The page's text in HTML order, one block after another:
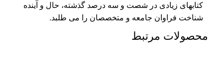
کتابهای زیادی در شصت و سه درصد گذشته، حال و آینده
شناخت فراوان جامعه و متخصصان را می طلبد.
محصولات مرتبط